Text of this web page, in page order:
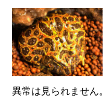
異常は見られません。